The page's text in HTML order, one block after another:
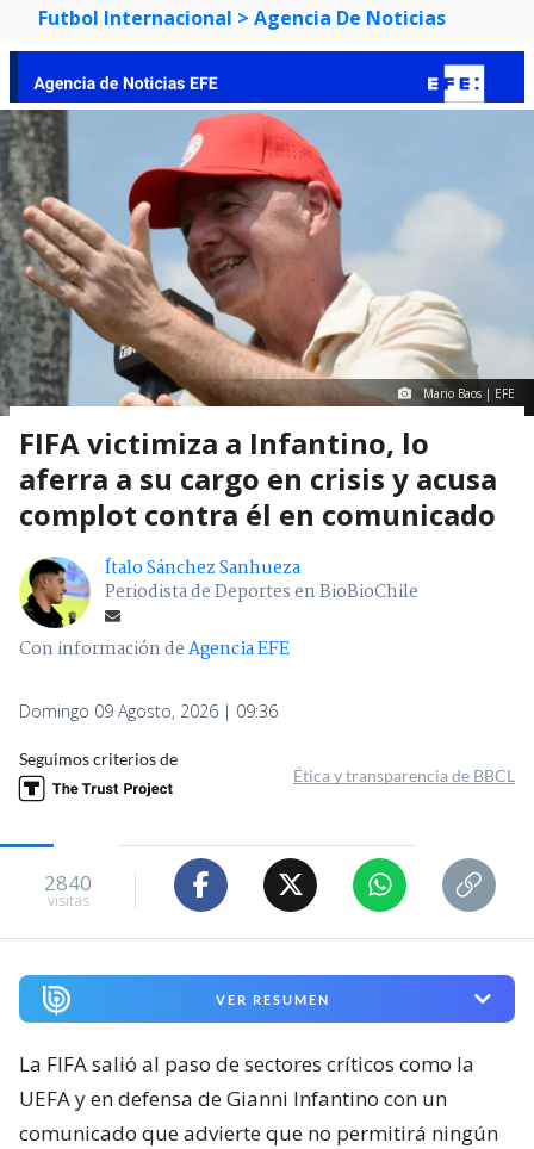
Futbol Internacional > Agencia De Noticias
Mario Baos | EFE
FIFA victimiza a Infantino, lo
aferra a su cargo en crisis y acusa
complot contra él en comunicado
Ítalo Sánchez Sanhueza
Periodista de Deportes en BioBioChile
Con información deAgencia EFE
Domingo 09 Agosto, 2026 | 09:36
Seguimos criterios de
Ética y transparencia de BBCL
2840
visitas
VER RESUMEN
La FIFA salió al paso de sectores críticos como la
UEFA y en defensa de Gianni Infantino con un
comunicado que advierte que no permitirá ningún